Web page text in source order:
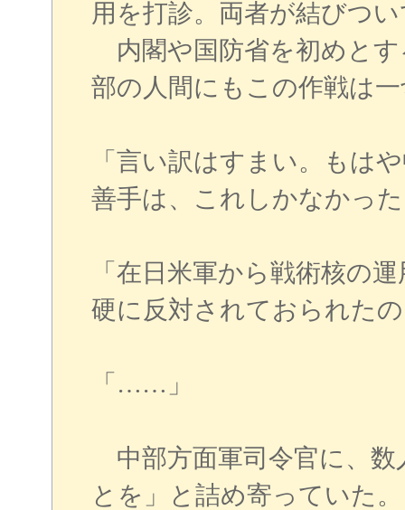
用を打診。両者が結びつ
内閣や国防省を初めとす
部の人間にもこの作戦は
「言い訳はすまい。もは
善手は、これしかなかっ
「在日米軍から戦術核の
硬に反対されておられた
「……」
中部方面軍司令官に、数
とを」と詰め寄っていた。